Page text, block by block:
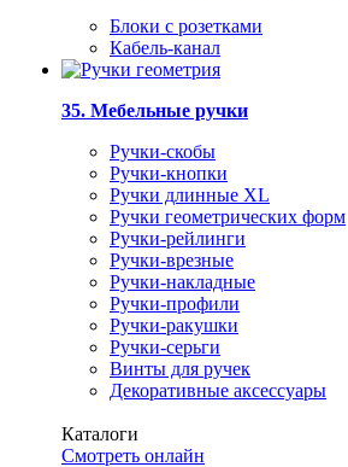
Блоки с розетками
Кабель-канал
35. Мебельные ручки
Ручки-скобы
Ручки-кнопки
Ручки длинные XL
Ручки геометрических форм
Ручки-рейлинги
Ручки-врезные
Ручки-накладные
Ручки-профили
Ручки-ракушки
Ручки-серьги
Винты для ручек
Декоративные аксессуары
Каталоги
Смотреть онлайн